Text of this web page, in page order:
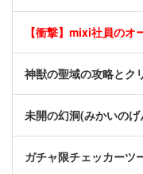
【衝撃】mixi社員の
神獣の聖域の攻略とク
未開の幻洞(みかいの
ガチャ限チェッカーツ